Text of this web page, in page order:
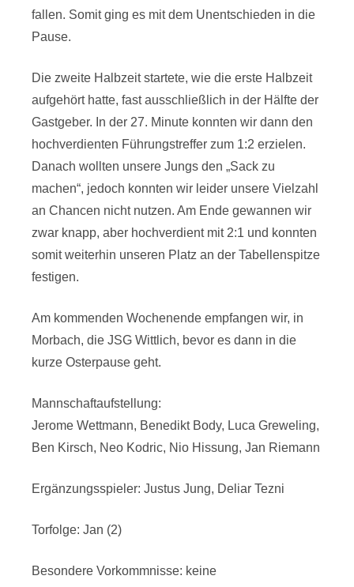
fallen. Somit ging es mit dem Unentschieden in die
Pause.
Die zweite Halbzeit startete, wie die erste Halbzeit
aufgehört hatte, fast ausschließlich in der Hälfte der
Gastgeber. In der 27. Minute konnten wir dann den
hochverdienten Führungstreffer zum 1:2 erzielen.
Danach wollten unsere Jungs den „Sack zu
machen“, jedoch konnten wir leider unsere Vielzahl
an Chancen nicht nutzen. Am Ende gewannen wir
zwar knapp, aber hochverdient mit 2:1 und konnten
somit weiterhin unseren Platz an der Tabellenspitze
festigen.
Am kommenden Wochenende empfangen wir, in
Morbach, die JSG Wittlich, bevor es dann in die
kurze Osterpause geht.
Mannschaftaufstellung:
Jerome Wettmann, Benedikt Body, Luca Greweling,
Ben Kirsch, Neo Kodric, Nio Hissung, Jan Riemann
Ergänzungsspieler: Justus Jung, Deliar Tezni
Torfolge: Jan (2)
Besondere Vorkommnisse: keine